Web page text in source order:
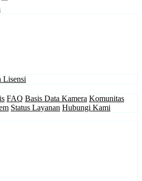
Lisensi
FAQ Basis Data Kamera Komunitas
Status Layanan Hubungi Kami